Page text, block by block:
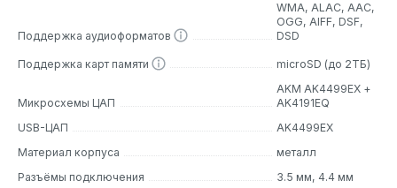
M5 Ultra обладает стильным и минималистичным
дизайном. Металлический корпус с верхней панелью из
дюймовом сенсорном дисплее с разрешением 1280 х
720 пикселей вы можете легко управлять устройством.
Основные особенности
ЦАП:
Shanling M5 Ultra оснащен двумя ЦАПами:
AK4191EQ и AK4499EX. Это обеспечивает высокое
Поддержка аудиоформатов
WMA, ALAC, AAC,
OGG, AIFF, DSF,
DSD
Поддержка карт памяти microSD (до 2ТБ)
Микросхемы ЦАП
AKM AK4499EX +
AK4191EQ
USB-ЦАП
AK4499EX
Материал корпуса
металл
Разъёмы подключения
3.5 мм, 4.4 мм